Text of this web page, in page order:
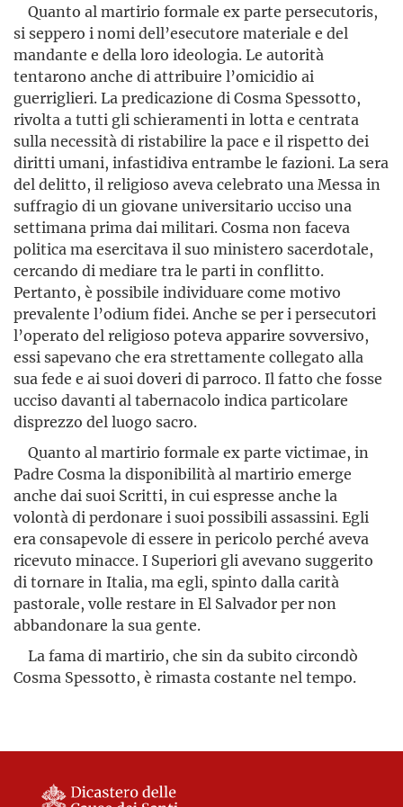
Quanto al martirio formale ex parte persecutoris,
si seppero i nomi dell’esecutore materiale e del
mandante e della loro ideologia. Le autorità
tentarono anche di attribuire l’omicidio ai
guerriglieri. La predicazione di Cosma Spessotto,
rivolta a tutti gli schieramenti in lotta e centrata
sulla necessità di ristabilire la pace e il rispetto dei
diritti umani, infastidiva entrambe le fazioni. La sera
del delitto, il religioso aveva celebrato una Messa in
suffragio di un giovane universitario ucciso una
settimana prima dai militari. Cosma non faceva
politica ma esercitava il suo ministero sacerdotale,
cercando di mediare tra le parti in conflitto.
Pertanto, è possibile individuare come motivo
prevalente l’odium fidei. Anche se per i persecutori
l’operato del religioso poteva apparire sovversivo,
essi sapevano che era strettamente collegato alla
sua fede e ai suoi doveri di parroco. Il fatto che fosse
ucciso davanti al tabernacolo indica particolare
disprezzo del luogo sacro.
Quanto al martirio formale ex parte victimae, in
Padre Cosma la disponibilità al martirio emerge
anche dai suoi Scritti, in cui espresse anche la
volontà di perdonare i suoi possibili assassini. Egli
era consapevole di essere in pericolo perché aveva
ricevuto minacce. I Superiori gli avevano suggerito
di tornare in Italia, ma egli, spinto dalla carità
pastorale, volle restare in El Salvador per non
abbandonare la sua gente.
La fama di martirio, che sin da subito circondò
Cosma Spessotto, è rimasta costante nel tempo.